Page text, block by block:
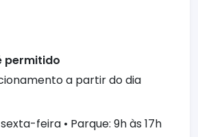
permitido
a partir do dia
feira • Parque: 9h às 17h